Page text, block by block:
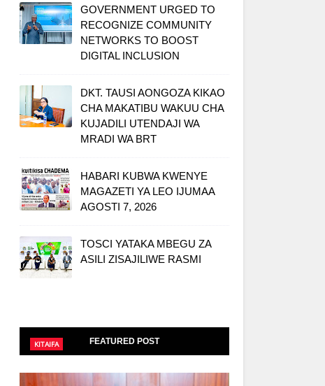
GOVERNMENT URGED TO
RECOGNIZE COMMUNITY
NETWORKS TO BOOST
DIGITAL INCLUSION
DKT. TAUSI AONGOZA KIKAO
CHA MAKATIBU WAKUU CHA
KUJADILI UTENDAJI WA
MRADI WA BRT
HABARI KUBWA KWENYE
MAGAZETI YA LEO IJUMAA
AGOSTI 7, 2026
TOSCI YATAKA MBEGU ZA
ASILI ZISAJILIWE RASMI
FEATURED POST
KITAIFA